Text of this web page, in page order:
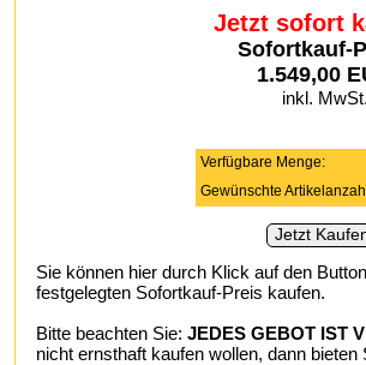
Jetzt sofort
Sofortkauf-
1.549,00
inkl. MwSt.
Verfügbare Menge:
Gewünschte
Sie können hier durch Klick auf den
festgelegten Sofortkauf-Preis kaufen.
Bitte beachten Sie: JEDES GEBOT IST
nicht ernsthaft kaufen wollen, dann bieten